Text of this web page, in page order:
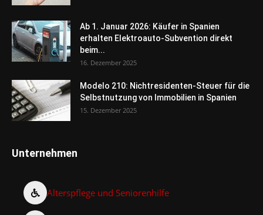
Ab 1. Januar 2026: Käufer in Spanien
erhalten Elektroauto-Subvention direkt
beim...
16. Dezember 2025
Modelo 210: Nichtresidenten-Steuer für die
Selbstnutzung von Immobilien in Spanien
15. Dezember 2025
Unternehmen
Alterspflege und Seniorenhilfe